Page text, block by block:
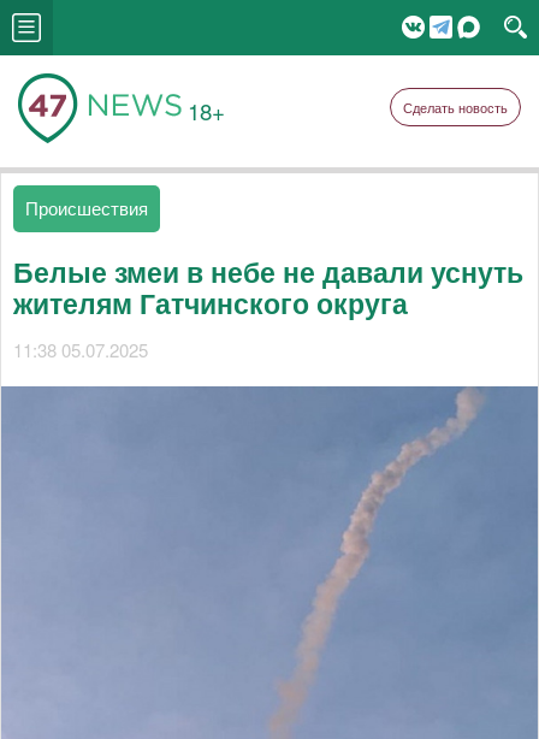
18+ Сделать новость
Происшествия
Белые змеи в небе не давали уснуть
жителям Гатчинского округа
11:38 05.07.2025